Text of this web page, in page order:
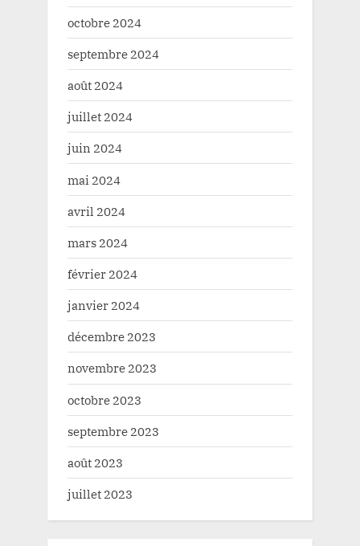
octobre 2024
septembre 2024
août 2024
juillet 2024
juin 2024
mai 2024
avril 2024
mars 2024
février 2024
janvier 2024
décembre 2023
novembre 2023
octobre 2023
septembre 2023
août 2023
juillet 2023